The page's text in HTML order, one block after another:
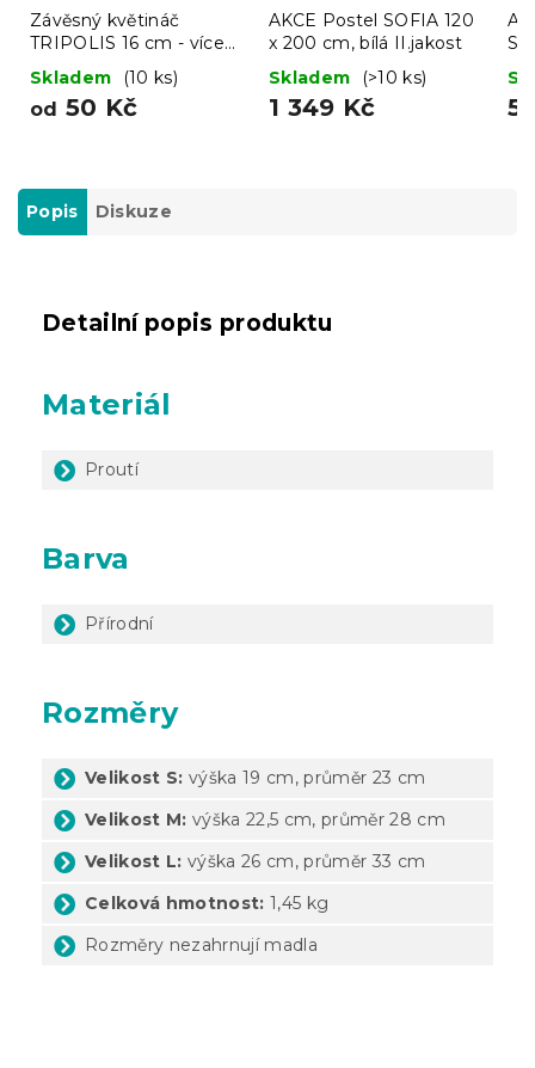
Závěsný květináč
TRIPOLIS 16 cm - více
barev
Skladem (10 ks)
od 50 Kč
AKCE Postel SOFIA 120
x 200 cm, bílá II.jakost
Skladem
(>10 ks)
1 349 Kč
Popis Diskuze
Detailní popis produktu
Materiál
Proutí
Barva
Přírodní
Rozměry
Velikost S: výška 19 cm, průměr 23 cm
Velikost M: výška 22,5 cm, průměr 28 cm
Velikost L: výška 26 cm, průměr 33 cm
Celková hmotnost: 1,45 kg
Rozměry nezahrnují madla